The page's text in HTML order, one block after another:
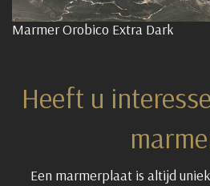
Marmer Orobico Extra Dark
Heeft u
Een marmerplaat is altijd